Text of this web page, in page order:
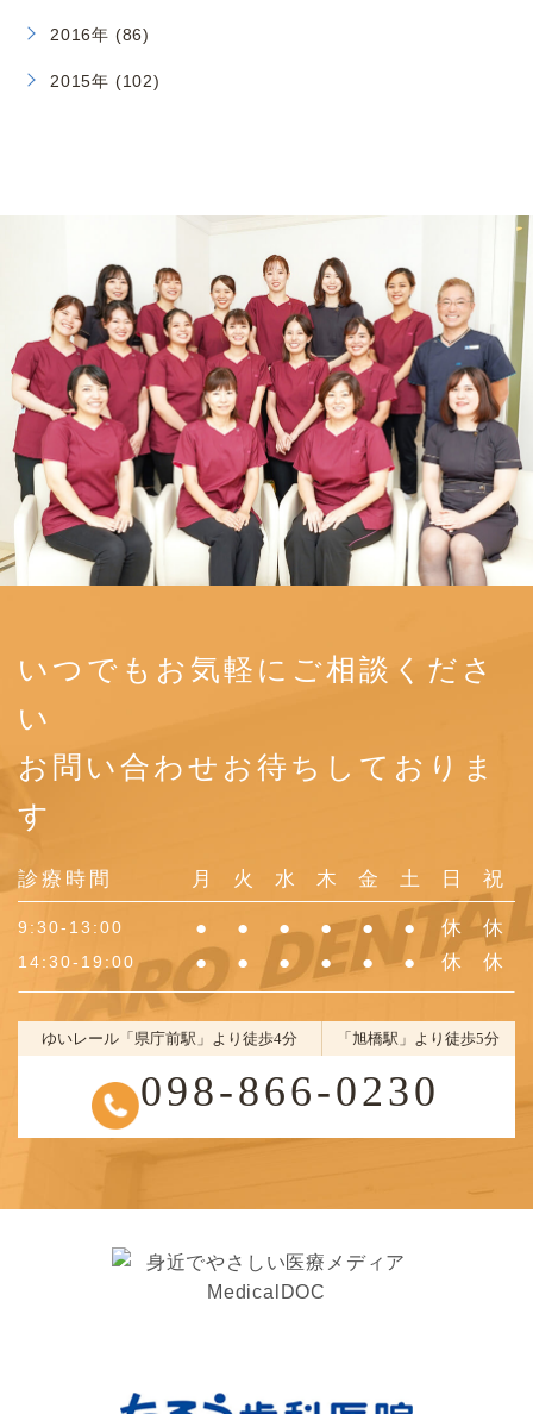
2016年 (86)
2015年 (102)
いつでもお気軽にご相談くださ
い
お問い合わせお待ちしておりま
す
診療時間 月 火 水 木 金 土 日 祝
9:30-13:00 ● ● ● ● ● ● 休 休
14:30-19:00 ● ● ● ● ● ● 休 休
ゆいレール「県庁前駅」より徒歩4分 「旭橋駅」より徒歩5分
098-866-0230